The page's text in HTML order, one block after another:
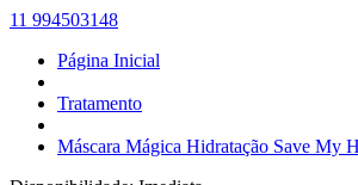
11 994503148
Página Inicial
Tratamento
Máscara Mágica Hidratação Save My